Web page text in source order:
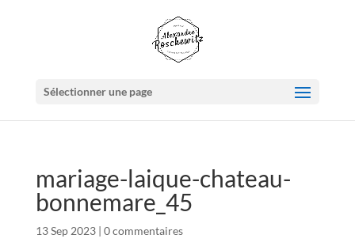
Sélectionner une page
mariage-laique-chateau-
bonnemare_45
13 Sep 2023| 0 commentaires